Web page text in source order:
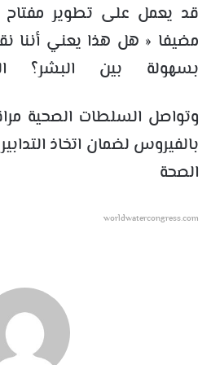
قد يعمل على تطوير مفتاح
مضيفا « هل هذا يعني أننا
بسهولة بين البشر؟
وتواصل السلطات الصحية
بالفيروس لضمان اتخاذ
الصحة
worldwatercongress.com